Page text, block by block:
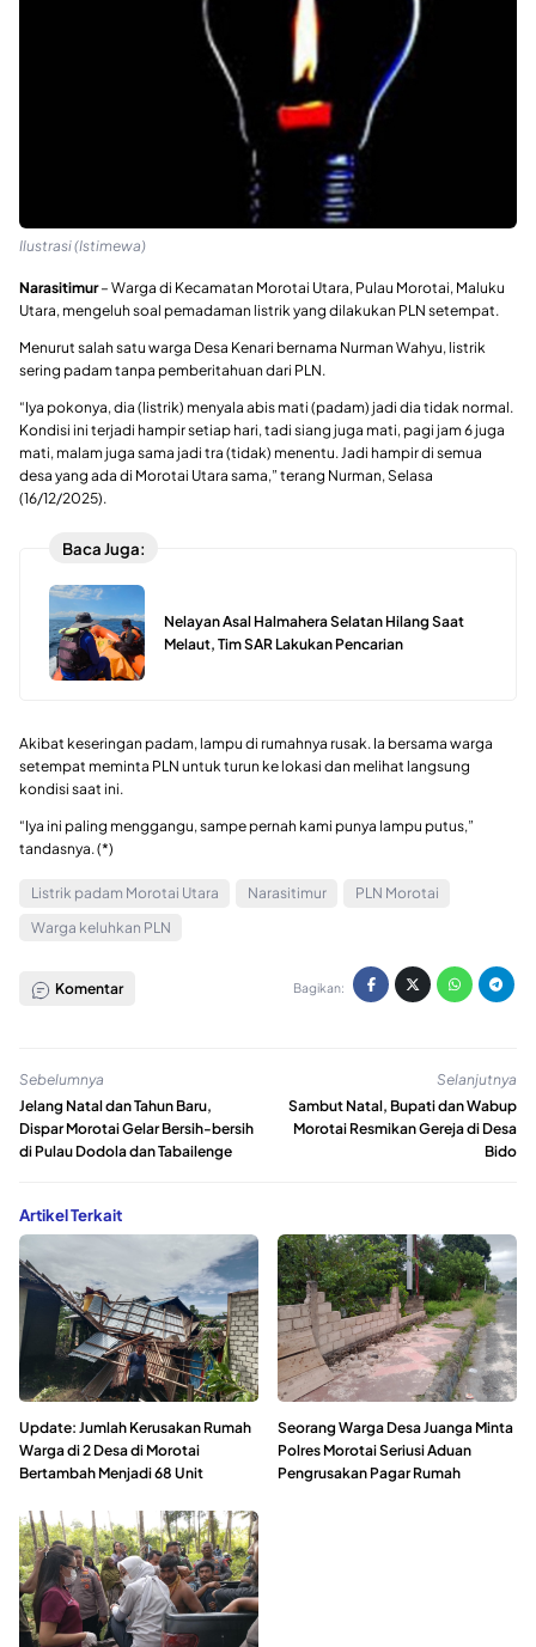
Ilustrasi (Istimewa)
Narasitimur– Warga di Kecamatan Morotai Utara, Pulau Morotai, Maluku
Utara, mengeluh soal pemadaman listrik yang dilakukan PLN setempat.
Menurut salah satu warga Desa Kenari bernama Nurman Wahyu, listrik
sering padam tanpa pemberitahuan dari PLN.
“Iya pokonya, dia (listrik) menyala abis mati (padam) jadi dia tidak normal.
Kondisi ini terjadi hampir setiap hari, tadi siang juga mati, pagi jam 6 juga
mati, malam juga sama jadi tra (tidak) menentu. Jadi hampir di semua
desa yang ada di Morotai Utara sama,” terang Nurman, Selasa
(16/12/2025).
Baca Juga:
Nelayan Asal Halmahera Selatan Hilang Saat
Melaut, Tim SAR Lakukan Pencarian
Akibat keseringan padam, lampu di rumahnya rusak. Ia bersama warga
setempat meminta PLN untuk turun ke lokasi dan melihat langsung
kondisi saat ini.
“Iya ini paling menggangu, sampe pernah kami punya lampu putus,”
tandasnya. (*)
Listrik padam Morotai Utara Narasitimur
PLN Morotai
Warga keluhkan PLN
Komentar Bagikan:
Sebelumnya
Jelang Natal dan Tahun Baru,
Dispar Morotai Gelar Bersih-bersih
di Pulau Dodola dan Tabailenge
Selanjutnya
Sambut Natal, Bupati dan Wabup
Morotai Resmikan Gereja di Desa
Bido
Artikel Terkait
Update: Jumlah Kerusakan Rumah
Warga di 2 Desa di Morotai
Bertambah Menjadi 68 Unit
Seorang Warga Desa Juanga Minta
Polres Morotai Seriusi Aduan
Pengrusakan Pagar Rumah